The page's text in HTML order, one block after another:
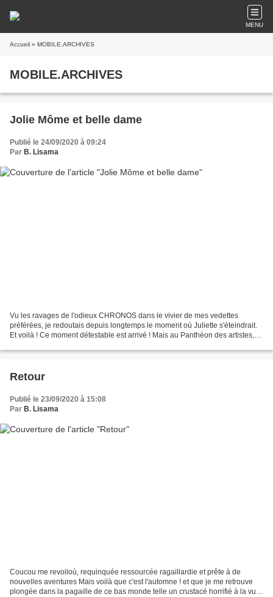
MENU
Accueil » MOBILE.ARCHIVES
MOBILE.ARCHIVES
Jolie Môme et belle dame
Publié le 24/09/2020 à 09:24
Par B. Lisama
Vu les ravages de l'odieux CHRONOS dans le vivier de mes vedettes
préférées, je redoutais depuis longtemps le moment où Juliette s'éteindrait.
Et voilà ! Ce moment détestable est arrivé ! Mais au Panthéon des artistes,
Retour
Publié le 23/09/2020 à 15:08
Par B. Lisama
Coucou me revoiloù, requinquée ressourcée ragaillardie et prête à de
nouvelles aventures Mais voilà que c'est l'automne ! et que je me retrouve
plongée dans la pagaille de ce bas monde telle un crustacé horrifié à la vue